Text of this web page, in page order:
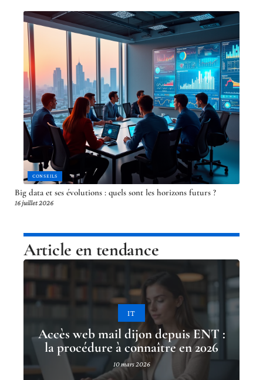
CONSEILS
Big data et ses évolutions : quels sont les horizons futurs ?
16 juillet 2026
Article en tendance
IT
Accès web mail dijon depuis ENT :
la procédure à connaître en 2026
10 mars 2026